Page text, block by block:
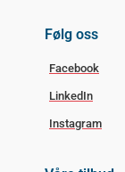
Følg oss
Facebook
LinkedIn
Instagram